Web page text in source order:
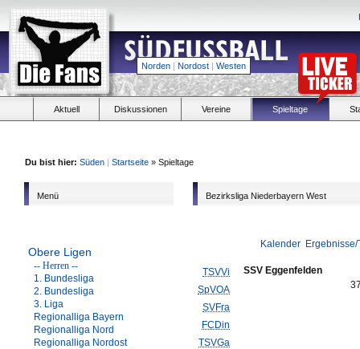
Norden | Nordost | Westen
Aktuell Diskussionen Vereine Spieltage
Du bist hier: Süden | Startseite » Spieltage
Menü
Obere Ligen
-- Herren --
1. Bundesliga
2. Bundesliga
3. Liga
Regionalliga Bayern
Regionalliga Nord
Regionalliga Nordost
Bezirksliga Niederbayern West
Kalender
TSVVi
SpVOA
SVFra
FCDin
TSVGa
SSV Eggenfelden